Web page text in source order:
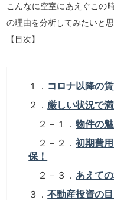
こんなに空室にあえぐこの
の理由を分析してみたいと思
【目次】
１． コロナ以降の
２． 厳しい状況で
２－１．物件の
２－２．初期費
保！
２－３． あえて
３．不動産投資の